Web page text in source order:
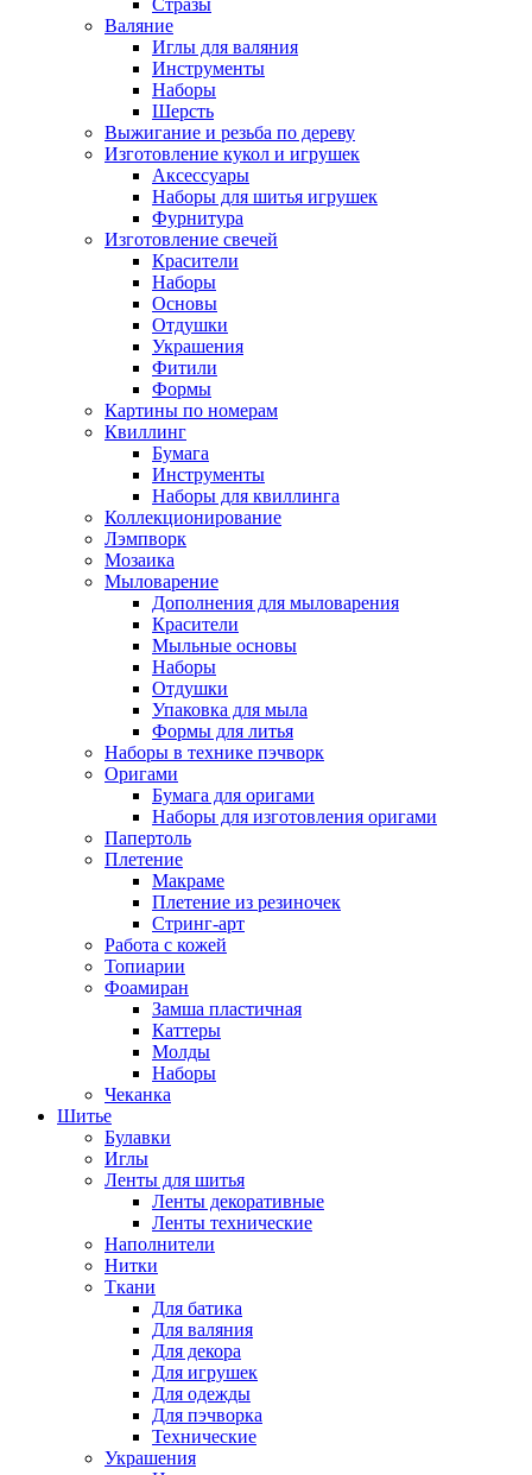
Стразы
Валяние
Иглы для валяния
Инструменты
Наборы
Шерсть
Выжигание и резьба по дереву
Изготовление кукол и игрушек
Аксессуары
Наборы для шитья игрушек
Фурнитура
Изготовление свечей
Красители
Наборы
Основы
Отдушки
Украшения
Фитили
Формы
Картины по номерам
Квиллинг
Бумага
Инструменты
Наборы для квиллинга
Коллекционирование
Лэмпворк
Мозаика
Мыловарение
Дополнения для мыловарения
Красители
Мыльные основы
Наборы
Отдушки
Упаковка для мыла
Формы для литья
Наборы в технике пэчворк
Оригами
Бумага для оригами
Наборы для изготовления оригами
Папертоль
Плетение
Макраме
Плетение из резиночек
Стринг-арт
Работа с кожей
Топиарии
Фоамиран
Замша пластичная
Каттеры
Молды
Наборы
Чеканка
Шитье
Булавки
Иглы
Ленты для шитья
Ленты декоративные
Ленты технические
Наполнители
Нитки
Ткани
Для батика
Для валяния
Для декора
Для игрушек
Для одежды
Для пэчворка
Технические
Украшения